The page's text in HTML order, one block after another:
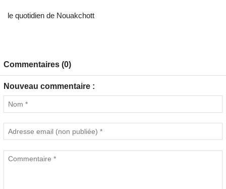
le quotidien de Nouakchott
Commentaires (0)
Nouveau commentaire :